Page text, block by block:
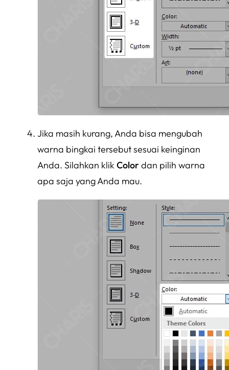
Jika masih kurang, Anda bisa mengubah
warna bingkai tersebut sesuai keinginan
Anda. Silahkan klik Colordan pilih warna
apa saja yang Anda mau.